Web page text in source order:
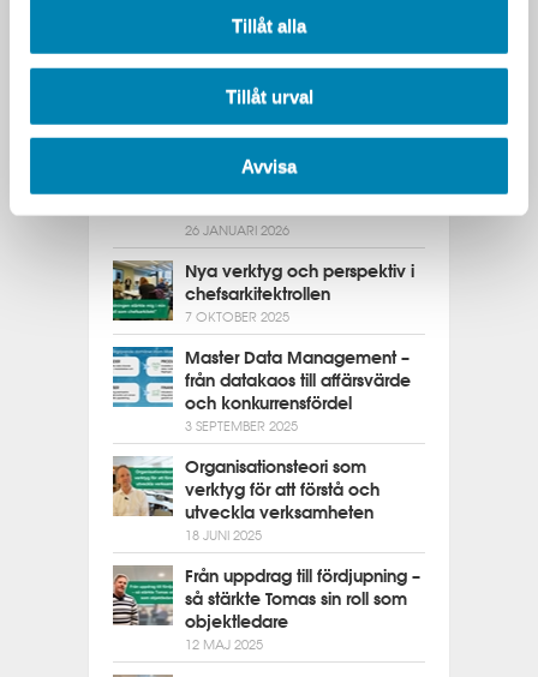
Tillåt alla
Tillåt urval
Avvisa
verksamhet
11 MAJ 2026
Innovation kräver säkerhet
från start
16 FEBRUARI 2026
Verksamhetsutvecklarens
26 JANUARI 2026
Nya verktyg och perspektiv i
chefsarkitektrollen
7 OKTOBER 2025
Master Data Management –
från datakaos till affärsvärde
och konkurrensfördel
3 SEPTEMBER 2025
Organisationsteori som
verktyg för att förstå och
utveckla verksamheten
18 JUNI 2025
Från uppdrag till fördjupning –
så stärkte Tomas sin roll som
objektledare
12 MAJ 2025